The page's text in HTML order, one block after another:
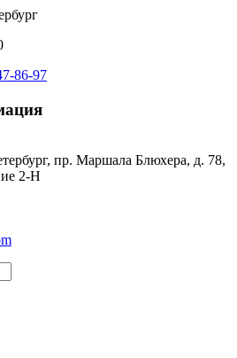
86-97
пр. Маршала Блюхера, д. 78,
2-Н